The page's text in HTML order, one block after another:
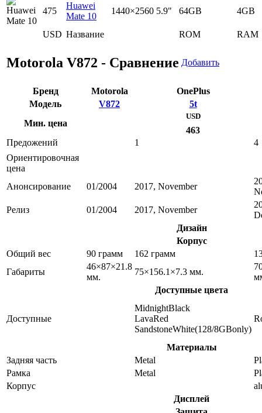
USD Название ROM RAM
475
Huawei
Mate 10
1440×2560 5.9" 64GB 4GB
Motorola V872 - Сравнение Добавить
Бренд Motorola
OnePlus
Модель
V872
5t
Мин. цена
USD
463
Предожений
1
4
Ориентировочная
цена
Анонсирование
01/2004 2017, November
Релиз
01/2004 2017, November
Дизайн
Корпус
Общий вес
90 грамм 162 грамм
Габариты
46×87×21.8
мм.
75×156.1×7.3 мм.
Доступные цвета
Доступные
MidnightBlack
LavaRed
SandstoneWhite(128/8GBonly)
Материалы
Задняя часть
Metal
Рамка
Metal
Корпус
Дисплей